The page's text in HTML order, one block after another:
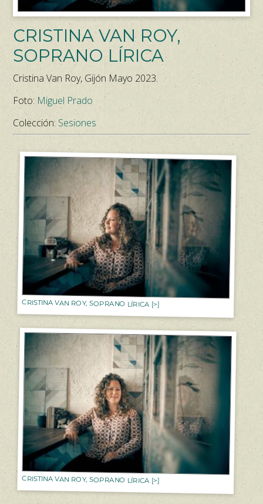
CRISTINA VAN ROY,
SOPRANO LÍRICA
Cristina Van Roy, Gijón Mayo 2023.
Foto: Miguel Prado
Colección: Sesiones
CRISTINA VAN ROY, SOPRANO LÍRICA [>]
CRISTINA VAN ROY, SOPRANO LÍRICA [>]